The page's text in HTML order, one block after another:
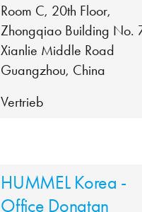
Room C, 20th Floor,
Zhongqiao Building No.
Xianlie Middle Road
Guangzhou, China
Vertrieb
HUMMEL Korea -
Office Dongtan